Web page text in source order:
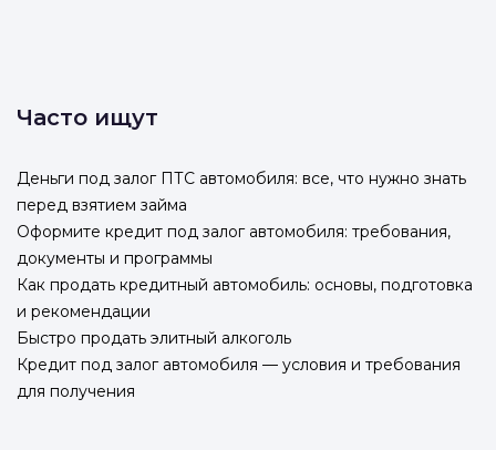
Часто ищут
Деньги под залог ПТС автомобиля: все, что нужно знать
перед взятием займа
Оформите кредит под залог автомобиля: требования,
документы и программы
Как продать кредитный автомобиль: основы, подготовка
и рекомендации
Быстро продать элитный алкоголь
Кредит под залог автомобиля — условия и требования
для получения